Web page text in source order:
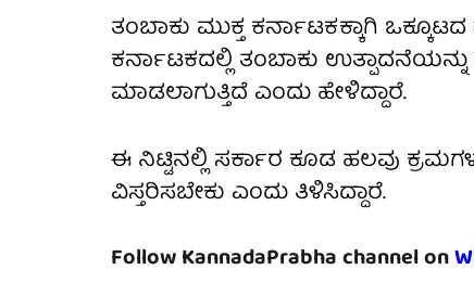
ತಂಬಾಕು ಮುಕ್ತ ಕರ್ನಾಟಕಕ್ಕಾಗಿ
ಕರ್ನಾಟಕದಲ್ಲಿ ತಂಬಾಕು
ಮಾಡಲಾಗುತ್ತಿದೆ ಎಂದು ಹೇಳಿದ್ದಾರೆ.
ಈ ನಿಟ್ಟಿನಲ್ಲಿ ಸರ್ಕಾರ ಕೂಡ ಹಲವು
ವಿಸ್ತರಿಸಬೇಕು ಎಂದು ತಿಳಿಸಿದ್ದಾರೆ.
Follow KannadaPrabha channel on